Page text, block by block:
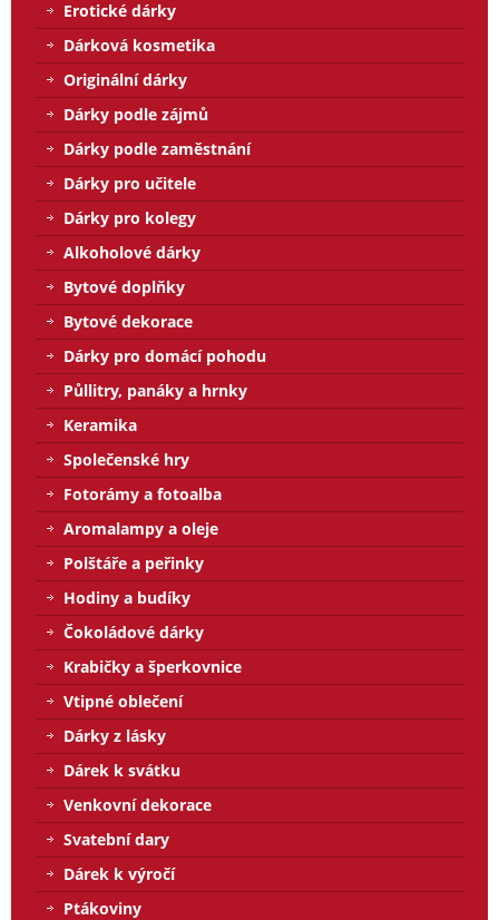
Erotické dárky
Dárková kosmetika
Originální dárky
Dárky podle zájmů
Dárky podle zaměstnání
Dárky pro učitele
Dárky pro kolegy
Alkoholové dárky
Bytové doplňky
Bytové dekorace
Dárky pro domácí pohodu
Půllitry, panáky a hrnky
Keramika
Společenské hry
Fotorámy a fotoalba
Aromalampy a oleje
Polštáře a peřinky
Hodiny a budíky
Čokoládové dárky
Krabičky a šperkovnice
Vtipné oblečení
Dárky z lásky
Dárek k svátku
Venkovní dekorace
Svatební dary
Dárek k výročí
Ptákoviny